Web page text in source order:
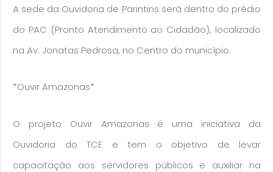
A sede da Ouvidoria de Parintins será dentro do prédio
do PAC (Pronto Atendimento ao Cidadão), localizado
na Av. Jonatas Pedrosa, no Centro do município.
*Ouvir Amazonas*
O projeto Ouvir Amazonas é uma iniciativa da
Ouvidoria do TCE e tem o objetivo de levar
capacitação aos servidores públicos e auxiliar na